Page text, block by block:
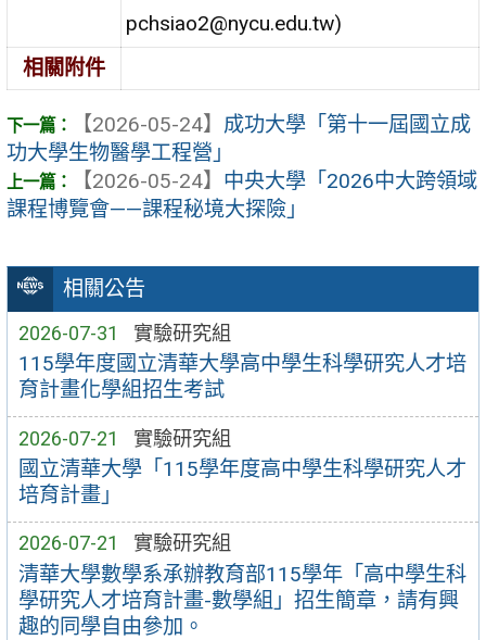
相關公告
2026-07-31 實驗研究組
115學年度國立清華大學高中學生科學研究人才培
育計畫化學組招生考試
2026-07-21 實驗研究組
國立清華大學「115學年度高中學生科學研究人才
培育計畫」
2026-07-21 實驗研究組
清華大學數學系承辦教育部115學年「高中學生科
學研究人才培育計畫-數學組」招生簡章，請有興
趣的同學自由參加。
pchsiao2@nycu.edu.tw)
相關附件
【2026-05-24】 成功大學「第十一屆國立成
功大學生物醫學工程營」
【2026-05-24】 中央大學「2026中大跨領域
課程博覽會——課程秘境大探險」